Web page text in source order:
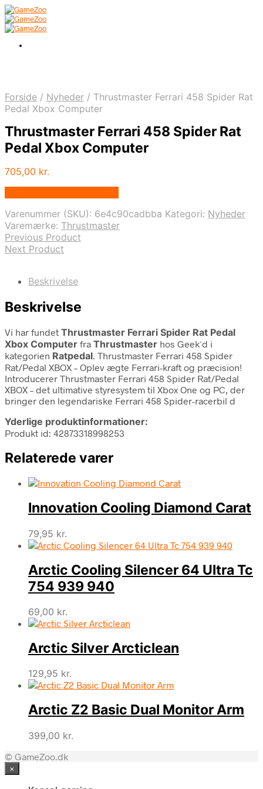
Forside / Nyheder / Thrustmaster Ferrari 458 Spider Rat
Pedal Xbox Computer
Thrustmaster Ferrari 458 Spider Rat
Pedal Xbox Computer
705,00 kr.
Varenummer (SKU): 6e4c90cadbba Kategori: Nyheder
Varemærke: Thrustmaster
Previous Product
Next Product
Beskrivelse
Beskrivelse
Vi har fundet Thrustmaster Ferrari Spider Rat Pedal
Xbox Computer fra Thrustmaster hos Geek´d i
kategorien Ratpedal. Thrustmaster Ferrari 458 Spider
Rat/Pedal XBOX – Oplev ægte Ferrari-kraft og præcision!
Introducerer Thrustmaster Ferrari 458 Spider Rat/Pedal
XBOX – det ultimative styresystem til Xbox One og PC, der
bringer den legendariske Ferrari 458 Spider-racerbil d
Yderlige produktinformationer:
Produkt id: 42873318998253
Relaterede varer
Innovation Cooling Diamond Carat
79,95 kr.
Arctic Cooling Silencer 64 Ultra Tc
754 939 940
69,00 kr.
Arctic Silver Arcticlean
129,95 kr.
Arctic Z2 Basic Dual Monitor Arm
399,00 kr.
© GameZoo.dk
×